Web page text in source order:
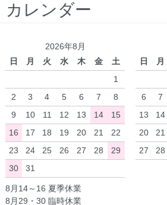
カレンダー
2026年8月
日
月 火 水 木 金
土
1
2
3 4 5 6 7
8
9
10 11 12 13 14
15
16
17 18 19 20 21
22
23
24 25 26 27 28
29
30
31
日
月
6
7
13
14
20
21
27
28
8月14～16 夏季休業
8月29・30 臨時休業